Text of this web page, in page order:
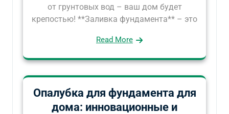
от грунтовых вод – ваш дом будет
крепостью! **Заливка фундамента** – это
Read More
Опалубка для фундамента для
дома: инновационные и